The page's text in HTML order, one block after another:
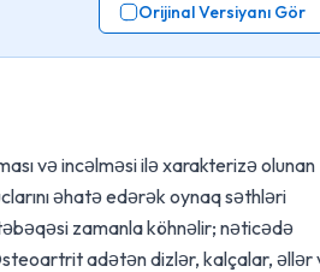
Orijinal Versiyanı Gör
və incəlməsi ilə xarakterizə olunan
əhatə edərək oynaq səthləri
təbəqəsi zamanla köhnəlir; nəticədə
adətən dizlər, kalçalar, əllər